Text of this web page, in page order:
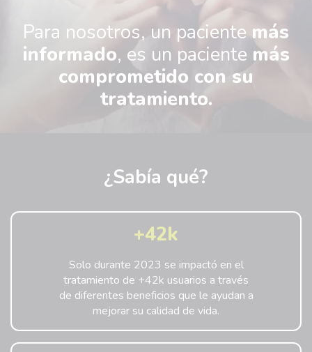
Para nosotros, un pacientemás
informado, es un paciente más
comprometido con su
tratamiento.
¿Sabía qué?
+42k
Solo durante 2023 se impactó en el
tratamiento de +42k usuarios a través
de diferentes beneficios que le ayudan a
mejorar su calidad de vida.